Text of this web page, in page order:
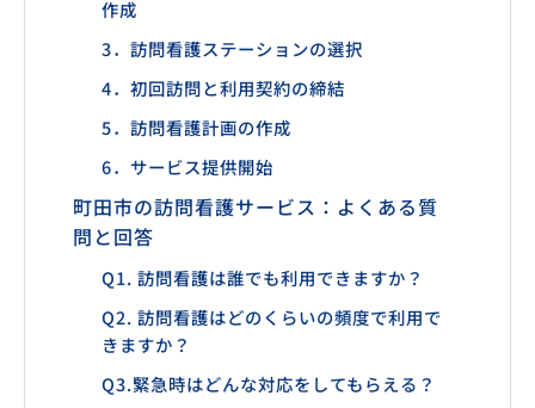
作成
3．訪問看護ステーションの選択
4．初回訪問と利用契約の締結
5．訪問看護計画の作成
6．サービス提供開始
町田市の訪問看護サービス：よくある質
問と回答
Q1. 訪問看護は誰でも利用できますか？
Q2. 訪問看護はどのくらいの頻度で利用で
きますか？
Q3.緊急時はどんな対応をしてもらえる？